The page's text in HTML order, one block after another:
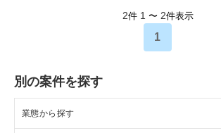
2件 1 〜 2件表示
1
別の案件を探す
業態から探す